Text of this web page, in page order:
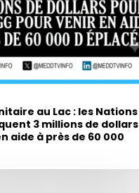
au Lac : les Nations
3 millions de dollars
aide à près de 60 000